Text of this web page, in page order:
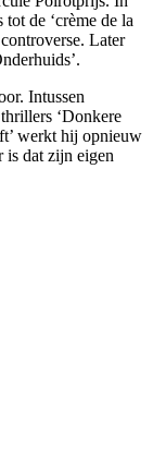
de ‘crème de la
Later
Intussen
‘Donkere
werkt hij opnieuw
is dat zijn eigen